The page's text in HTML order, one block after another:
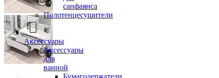
санфаянса
Полотенцесушители
Аксессуары
Аксессуары
для
ванной
Бумагодержатели